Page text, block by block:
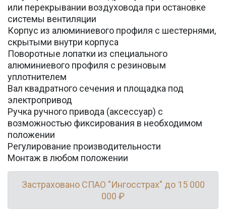
или перекрывании воздуховода при остановке
системы вентиляции
Корпус из алюминиевого профиля с шестернями,
скрытыми внутри корпуса
Поворотные лопатки из специального
алюминиевого профиля с резиновым
уплотнителем
Вал квадратного сечения и площадка под
электропривод
Ручка ручного привода (аксессуар) с
возможностью фиксирования в необходимом
положении
Регулирование производительности
Монтаж в любом положении
Застраховано СПАО "Ингосстрах" до 15 000
000 ₽